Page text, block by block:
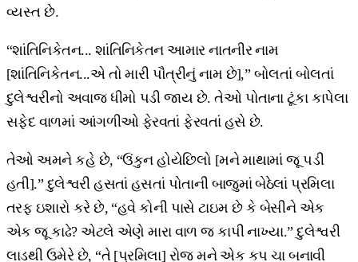
વ્યસ્ત છે.
“શાંતિનિકેતન... શાંતિનિકેતન આમાર નાતનીર નામ
[શાંતિનિકેતન...એ તો મારી પૌત્રીનું નામ છે],” બોલતાં બોલતાં
દુલેશ્વરીનો અવાજ ધીમો પડી જાય છે. તેઓ પોતાના ટૂંકા કાપેલા
સફેદ વાળમાં આંગળીઓ ફેરવતાં ફેરવતાં હસે છે.
તેઓ અમને કહે છે, “ઉંકુન હોયેછિલો [મને માથામાં જૂ પડી
હતી].” દુલેશ્વરી હસતાં હસતાં પોતાની બાજુમાં બેઠેલાં પ્રમિલા
તરફ ઇશારો કરે છે, “હવે કોની પાસે ટાઇમ છે કે બેસીને એક
એક જૂ કાઢે? એટલે એણે મારા વાળ જ કાપી નાખ્યા.” દુલેશ્વરી
લાડથી ઉમેરે છે, “તે [પ્રમિલા] રોજ મને એક કપ ચા બનાવી